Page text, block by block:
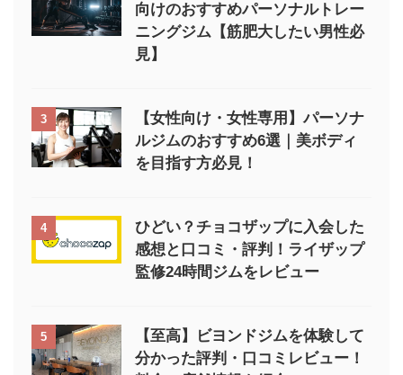
向けのおすすめパーソナルトレー
ニングジム【筋肥大したい男性必
見】
3
【女性向け・女性専用】パーソナ
ルジムのおすすめ6選｜美ボディ
を目指す方必見！
4
ひどい？チョコザップに入会した
感想と口コミ・評判！ライザップ
監修24時間ジムをレビュー
5
【至高】ビヨンドジムを体験して
分かった評判・口コミレビュー！